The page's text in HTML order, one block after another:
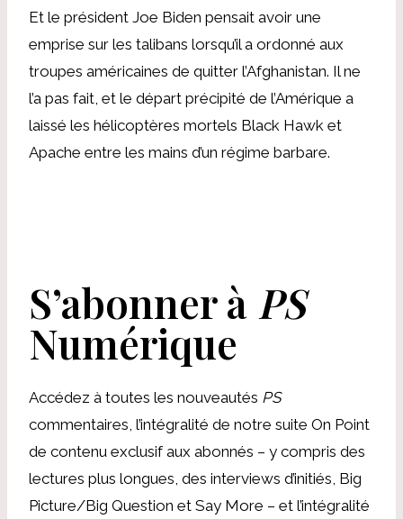
Et le président Joe Biden pensait avoir une
emprise sur les talibans lorsqu’il a ordonné aux
troupes américaines de quitter l’Afghanistan. Il ne
l’a pas fait, et le départ précipité de l’Amérique a
laissé les hélicoptères mortels Black Hawk et
Apache entre les mains d’un régime barbare.
S’abonner à PS
Numérique
Accédez à toutes les nouveautés PS
commentaires, l’intégralité de notre suite On Point
de contenu exclusif aux abonnés – y compris des
lectures plus longues, des interviews d’initiés, Big
Picture/Big Question et Say More – et l’intégralité